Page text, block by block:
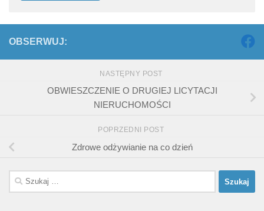
OBSERWUJ:
NASTĘPNY POST
OBWIESZCZENIE O DRUGIEJ LICYTACJI
NIERUCHOMOŚCI
POPRZEDNI POST
Zdrowe odżywianie na co dzień
Szukaj: